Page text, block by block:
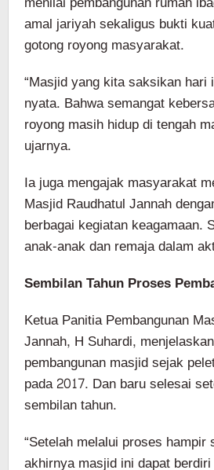
amal jariyah sekaligus bukti
gotong royong masyarakat.
“Masjid yang kita saksikan hari
nyata. Bahwa semangat
royong masih hidup di tengah
ujarnya.
Ia juga mengajak masyarakat
Masjid Raudhatul Jannah
berbagai kegiatan keagamaan.
anak-anak dan remaja dalam
Sembilan Tahun Proses
Ketua Panitia Pembangunan
Jannah, H Suhardi,
pembangunan masjid sejak
pada 2017. Dan baru selesai
sembilan tahun.
“Setelah melalui proses hampir
akhirnya masjid ini dapat berdiri